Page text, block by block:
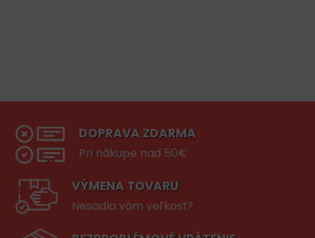
DOPRAVA ZDARMA
Pri nákupe nad 50€
VÝMENA TOVARU
Nesadla vám veľkosť?